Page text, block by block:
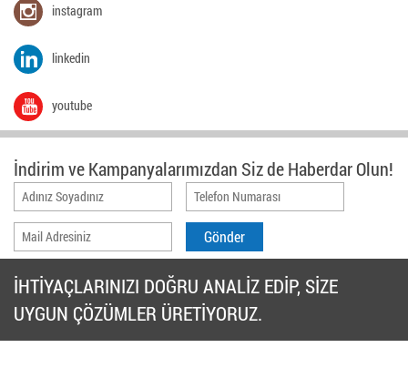
instagram
linkedin
youtube
İndirim ve Kampanyalarımızdan Siz de Haberdar Olun!
İHTİYAÇLARINIZI DOĞRU ANALİZ EDİP, SİZE
UYGUN ÇÖZÜMLER ÜRETİYORUZ.